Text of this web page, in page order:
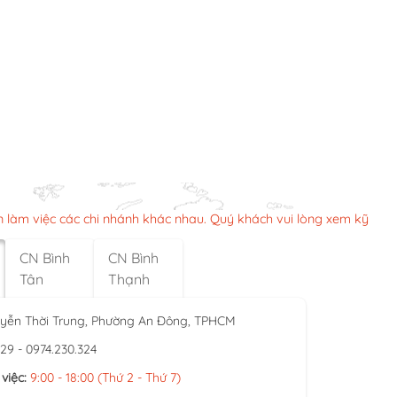
làm việc các chi nhánh khác nhau. Quý khách vui lòng xem kỹ
CN Bình
Tân
CN Bình
Thạnh
Thời Trung, Phường An Đông, TPHCM
- 0974.230.324
9:00 - 18:00 (Thứ 2 - Thứ 7)